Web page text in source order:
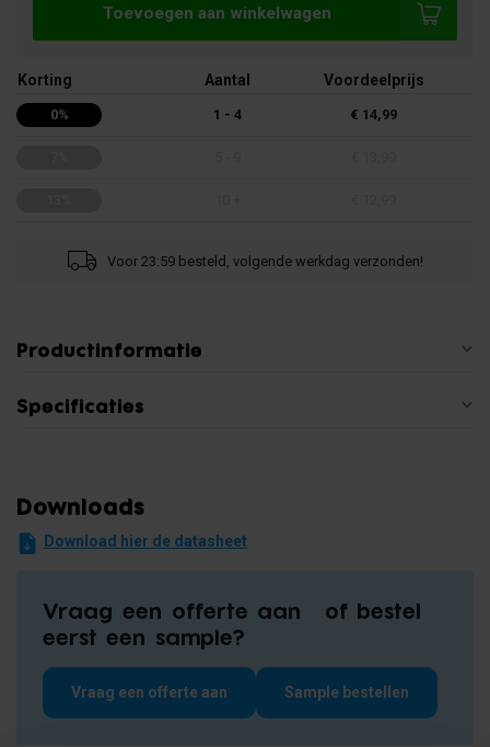
Toevoegen aan winkelwagen
Korting Aantal Voordeelprijs
0% 1 - 4 € 14,99
Voor 23:59 besteld, volgende werkdag verzonden!
Productinformatie
Specificaties
Downloads
Download hier de datasheet
Vraag een offerte aan of bestel
eerst een sample?
Vraag een offerte aan Sample bestellen